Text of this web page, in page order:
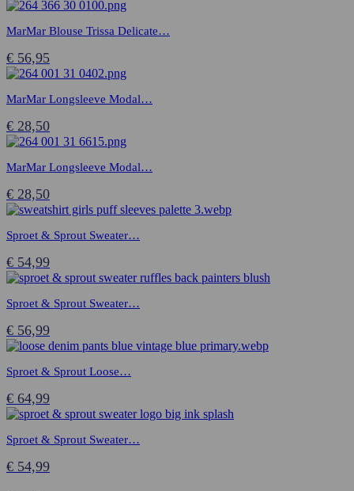
MarMar Blouse Trissa Delicate…
€ 56,95
MarMar Longsleeve Modal…
€ 28,50
MarMar Longsleeve Modal…
€ 28,50
Sproet & Sprout Sweater…
€ 54,99
Sproet & Sprout Sweater…
€ 56,99
Sproet & Sprout Loose…
€ 64,99
Sproet & Sprout Sweater…
€ 54,99